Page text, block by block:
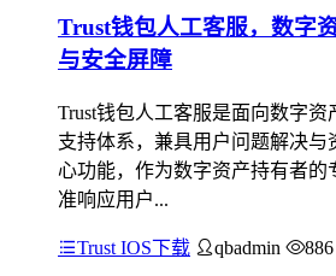
Trust钱包人工客服，数字
与安全屏障
Trust钱包人工客服是面向数字
支持体系，兼具用户问题解决与
心功能，作为数字资产持有者的
准响应用户...
Trust IOS下载 qbadmin 886